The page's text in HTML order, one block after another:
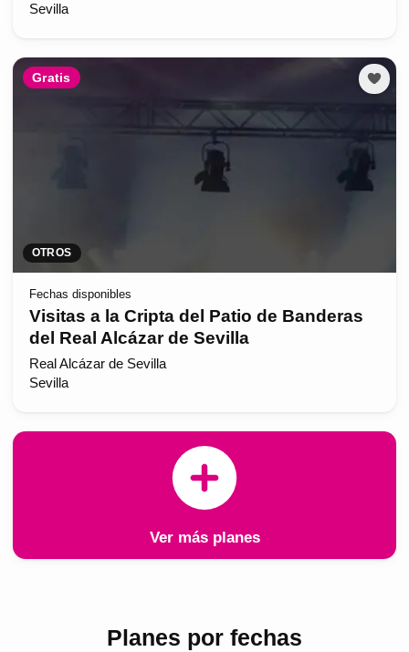
Sevilla
Gratis
OTROS
Fechas disponibles
Visitas a la Cripta del Patio de Banderas
del Real Alcázar de Sevilla
Real Alcázar de Sevilla
Sevilla
Ver más planes
Planes por fechas